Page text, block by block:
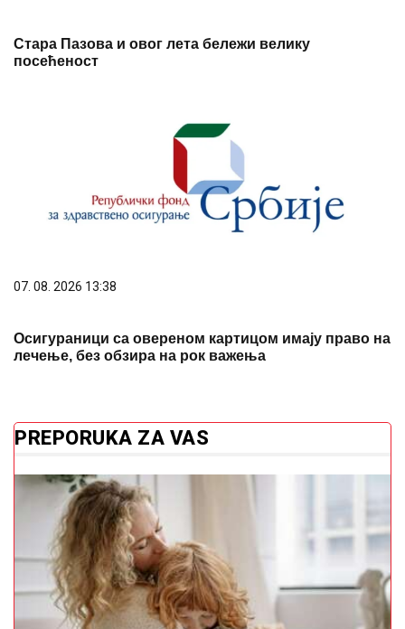
Стара Пазова и овог лета бележи велику
посећеност
07. 08. 2026 13:38
Осигураници са овереном картицом имају право на
лечење, без обзира на рок важења
PREPORUKA ZA VAS